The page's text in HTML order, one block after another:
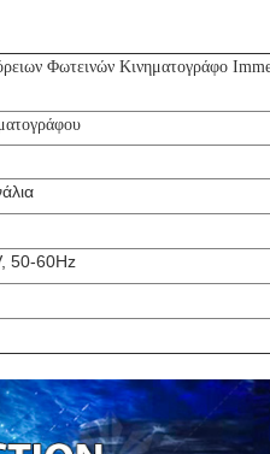
Φωτεινών Κινηματογράφο
50-60Hz